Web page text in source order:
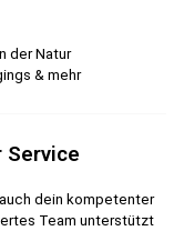
der Natur
& mehr
Service
dein kompetenter
Team unterstützt